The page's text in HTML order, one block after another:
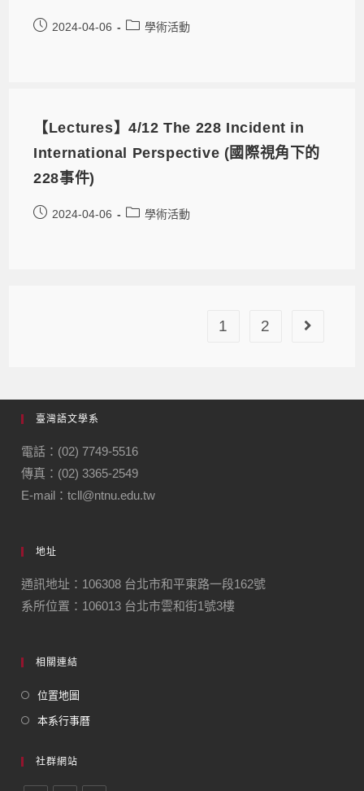
2024-04-06 學術活動
【Lectures】4/12 The 228 Incident in
International Perspective (國際視角下的
228事件)
2024-04-06 學術活動
1 2
臺灣語文學系
電話：(02) 7749-5516
傳真：(02) 3365-2549
E-mail：tcll@ntnu.edu.tw
地址
通訊地址：106308 台北市和平東路一段162號
系所位置：106013 台北市雲和街1號3樓
相關連結
位置地圖
本系行事曆
社群網站